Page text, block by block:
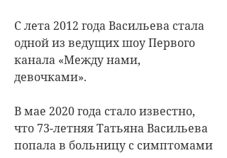
С лета 2012 года Васильева стала
одной из ведущих шоу Первого
канала «Между нами,
девочками».
В мае 2020 года стало известно,
что 73-летняя Татьяна Васильева
попала в больницу с симптомами